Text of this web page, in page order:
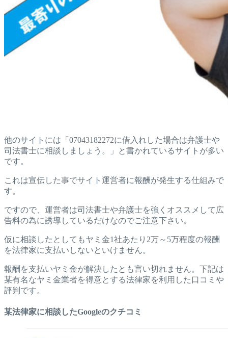
他のサイトには「07043182272に借入れした場合は弁護士や
司法書士に相談しましょう。」と書かれているサイトが多い
です。
これは宣伝した事でサイト運営者に報酬が発生する仕組みで
す。
ですので、運営者は司法書士や弁護士を強くオススメして広
告料の為に誘導しているだけなのでご注意下さい。
仮に相談したとしてもヤミ金1社あたり2万～5万程度の報酬
を法律家に支払いしないといけません。
報酬を支払いヤミ金が解決したとも言い切れません。下記は
某有名なヤミ金業者を得意とする法律家を利用した口コミや
評判です。
某法律家に相談したGoogleのクチコミ